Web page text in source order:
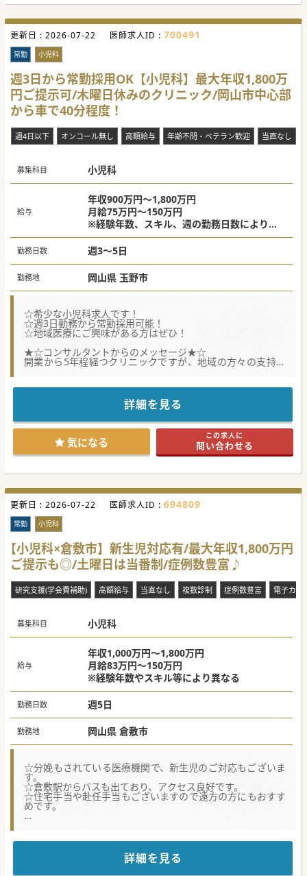
■現在、患者数のキャパシティを増やすための体制改定を検
討中であり、新体制の核となる医師としてお迎えしたいと考
えております。
【やりがい】
■地域に必要不可欠な小児科外来を担う医師として、お子様
の成長と健康を支えることで社会貢献を担えます。
■地域でも高い人気を誇るクリニックにて豊富な症例経験を
積むことができ、小児科専門医としてのスキルアップにも繋
がります。
■開業志向のある先生も歓迎されており、将来を見据えたキ
ャリアステップを応援する柔軟な体制が整っております。
#秋入職可
更新日 : 2026-07-22 医師求人ID : 700491
常勤 小児科
週3日から常勤採用OK【小児科】最大年収1,800万
円ご提示可/木曜日休みのクリニック/岡山市中心部
から車で40分程度！
週4日以下 オンコール無し 高額給与 年齢不問・ベテラン歓迎 当直なし
募集科目 小児科
給与
年収900万円～1,800万円
月給75万円～150万円
※経験年数、スキル、週の勤務日数により異
なる
勤務日数 週3～5日
勤務地 岡山県 玉野市
☆希少な小児科求人です！
☆週3日勤務から常勤採用可能！
☆地域医療にご興味がある方はぜひ！
★☆コンサルタントからのメッセージ★☆
開業から5年程経つクリニックですが、地域の方々の支持も
多く集めています。
ています。
週3日からもで相談が可能ですので、まずはお気軽にお問合
#秋入職可
詳細を見る
気になる この求人に
問い合わせる
更新日 : 2026-07-22 医師求人ID : 694809
常勤 小児科
【小児科×倉敷市】新生児対応有/最大年収1,800万円
ご提示も◎/土曜日は当番制/症例数豊富♪
研究支援(学会費補助) 高額給与 当直なし 複数診制 症例数豊富 電子カル
募集科目 小児科
給与
年収1,000万円～1,800万円
月給83万円～150万円
※経験年数やスキル等により異なる
勤務日数 週5日
勤務地 岡山県 倉敷市
☆分娩もされている医療機関で、新生児のご対応もございま
す。
☆倉敷駅からバスも出ており、アクセス良好です。
☆住宅手当や赴任手当もございますので遠方の方にもおすす
めです。
症例数も多いので、経験を積みたいドクターも相談可能で
お気軽にお問い合わせください♪
詳細を見る